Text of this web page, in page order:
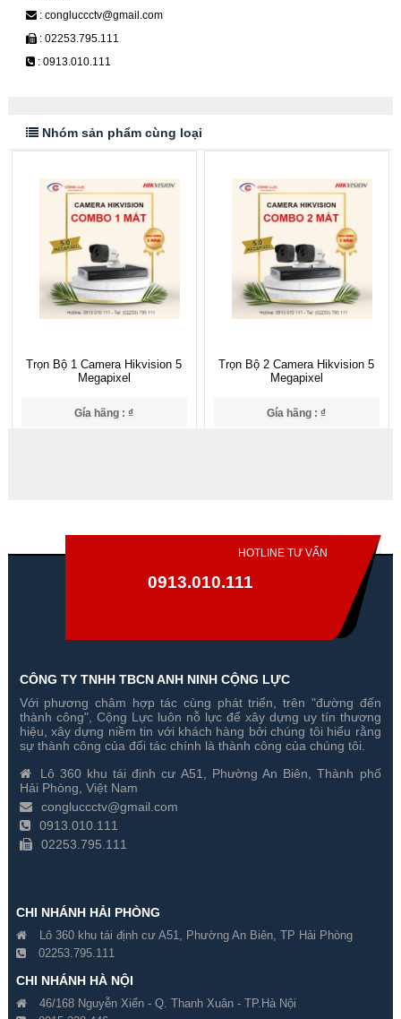
: congluccctv@gmail.com
: 02253.795.111
: 0913.010.111
Nhóm sản phẩm cùng loại
Trọn Bộ 1 Camera Hikvision 5
Megapixel
Gía hãng : ₫
Trọn Bộ 2 Camera Hikvision 5
Megapixel
Gía hãng : ₫
Trọn Bộ 3 Camera Hikvision 5
Megapixel
Gía hãng : ₫
₫
Trọn Bộ 4 Camera Hikvision 5
Megapixel
Gía hãng : ₫
₫
HOTLINE TƯ VẤN
0913.010.111
CÔNG TY TNHH TBCN ANH NINH CỘNG LỰC
Với phương châm hợp tác cùng phát triển, trên "đường đến
thành công", Cộng Lực luôn nỗ lực để xây dựng uy tín thương
hiệu, xây dựng niềm tin với khách hàng bởi chúng tôi hiểu rằng
sự thành công của đối tác chính là thành công của chúng tôi.
Lô 360 khu tái định cư A51, Phường An Biên, Thành phố
Hải Phòng, Việt Nam
congluccctv@gmail.com
0913.010.111
02253.795.111
CHI NHÁNH HẢI PHÒNG
Lô 360 khu tái định cư A51, Phường An Biên, TP Hải Phòng
02253.795.111
CHI NHÁNH HÀ NỘI
46/168 Nguyễn Xiển - Q. Thanh Xuân - TP.Hà Nội